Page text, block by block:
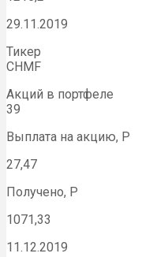
29.11.2019
Тикер
CHMF
Акций в портфеле
39
Выплата на акцию, Р
27,47
Получено, Р
1071,33
11.12.2019